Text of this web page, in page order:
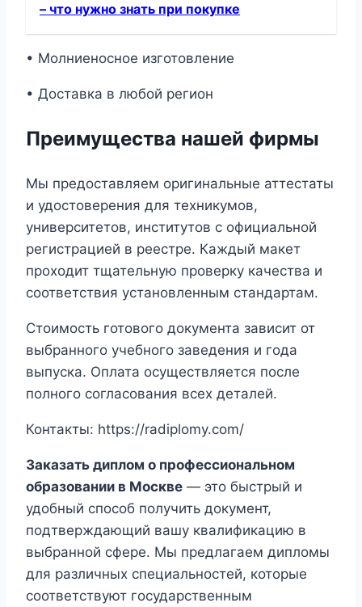
– что нужно знать при покупке
• Молниеносное изготовление
• Доставка в любой регион
Преимущества нашей фирмы
Мы предоставляем оригинальные аттестаты
и удостоверения для техникумов,
университетов, институтов с официальной
регистрацией в реестре. Каждый макет
проходит тщательную проверку качества и
соответствия установленным стандартам.
Стоимость готового документа зависит от
выбранного учебного заведения и года
выпуска. Оплата осуществляется после
полного согласования всех деталей.
Контакты: https://radiplomy.com/
Заказать диплом о профессиональном
образовании в Москве — это быстрый и
удобный способ получить документ,
подтверждающий вашу квалификацию в
выбранной сфере. Мы предлагаем дипломы
для различных специальностей, которые
соответствуют государственным